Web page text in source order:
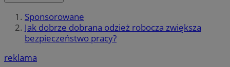
Sponsorowane
Jak dobrze dobrana odzież robocza zwiększa
bezpieczeństwo pracy?
reklama